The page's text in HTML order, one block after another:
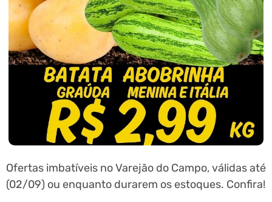
Ofertas imbatíveis no Varejão do Campo, válidas até
(02/09) ou enquanto durarem os estoques. Confira!